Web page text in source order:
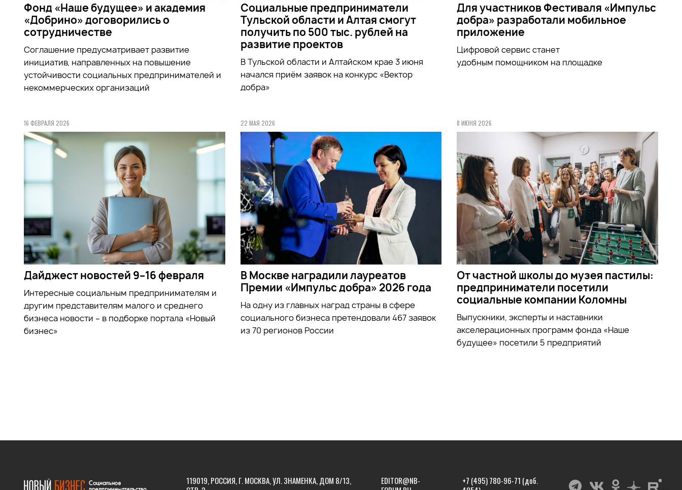
Фонд «Наше будущее» и академия
«Добрино» договорились о
сотрудничестве
Соглашение предусматривает развитие
инициатив, направленных на повышение
устойчивости социальных предпринимателей и
некоммерческих организаций
Социальные предприниматели
Тульской области и Алтая смогут
получить по 500 тыс. рублей на
развитие проектов
В Тульской области и Алтайском крае 3 июня
начался приём заявок на конкурс «Вектор
добра»
Для участников Фестиваля «Импульс
добра» разработали мобильное
приложение
Цифровой сервис станет
удобным помощником на площадке
16 ФЕВРАЛЯ 2026
Дайджест новостей 9–16 февраля
Интересные социальным предпринимателям и
другим представителям малого и среднего
бизнеса новости – в подборке портала «Новый
бизнес»
22 МАЯ 2026
В Москве наградили лауреатов
Премии «Импульс добра» 2026 года
На одну из главных наград страны в сфере
социального бизнеса претендовали 467 заявок
из 70 регионов России
8 ИЮНЯ 2026
От частной школы до музея пастилы:
предприниматели посетили
социальные компании Коломны
Выпускники, эксперты и наставники
акселерационных программ фонда «Наше
будущее» посетили 5 предприятий
119019, РОССИЯ, Г. МОСКВА, УЛ. ЗНАМЕНКА, ДОМ 8/13,
EDITOR@NB-
+7 (495) 780-96-71 (доб.